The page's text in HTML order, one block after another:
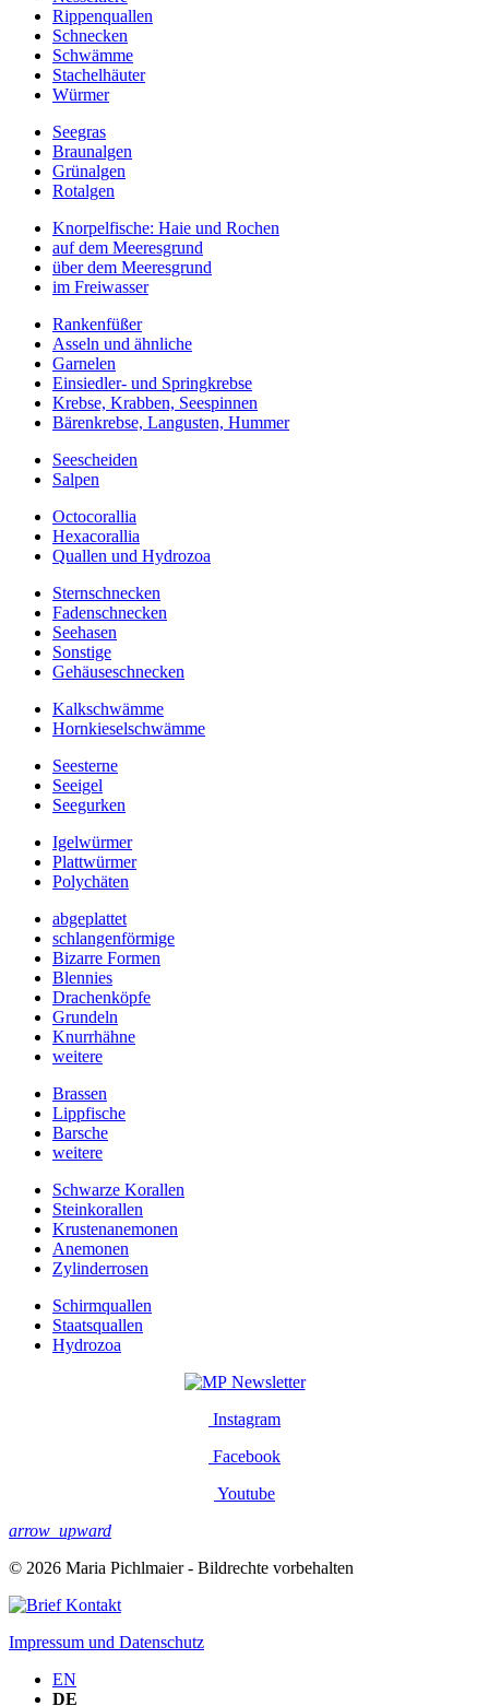
Rippenquallen
Schnecken
Schwämme
Stachelhäuter
Würmer
Seegras
Braunalgen
Grünalgen
Rotalgen
Knorpelfische: Haie und Rochen
auf dem Meeresgrund
über dem Meeresgrund
im Freiwasser
Rankenfüßer
Asseln und ähnliche
Garnelen
Einsiedler- und Springkrebse
Krebse, Krabben, Seespinnen
Bärenkrebse, Langusten, Hummer
Seescheiden
Salpen
Octocorallia
Hexacorallia
Quallen und Hydrozoa
Sternschnecken
Fadenschnecken
Seehasen
Sonstige
Gehäuseschnecken
Kalkschwämme
Hornkieselschwämme
Seesterne
Seeigel
Seegurken
Igelwürmer
Plattwürmer
Polychäten
abgeplattet
schlangenförmige
Bizarre Formen
Blennies
Drachenköpfe
Grundeln
Knurrhähne
weitere
Brassen
Lippfische
Barsche
weitere
Schwarze Korallen
Steinkorallen
Krustenanemonen
Anemonen
Zylinderrosen
Schirmquallen
Staatsquallen
Hydrozoa
Newsletter
Instagram
Facebook
Youtube
arrow_upward
© 2026 Maria Pichlmaier - Bildrechte vorbehalten
Kontakt
Impressum und Datenschutz
EN
DE